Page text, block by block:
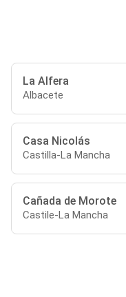
La Alfera
Albacete
Casa Nicolás
Castilla-La Mancha
Cañada de Morote
Castile-La Mancha